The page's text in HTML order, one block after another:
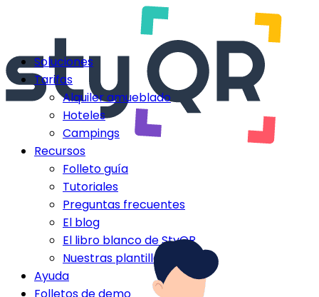
Soluciones
Tarifas
Alquiler amueblado
Hoteles
Campings
Recursos
Folleto guía
Tutoriales
Preguntas frecuentes
El blog
El libro blanco de StyQR
Nuestras plantillas StyQR
Ayuda